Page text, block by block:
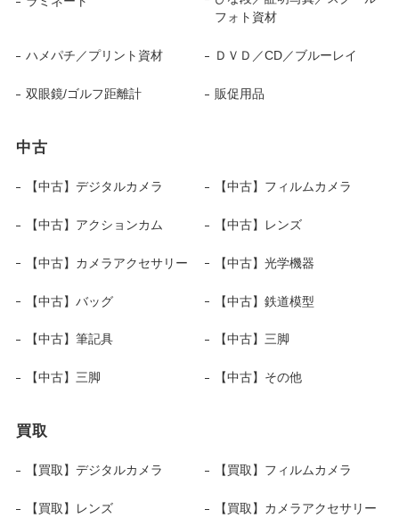
フォト資材
ハメパチ／プリント資材 ＤＶＤ／CD／ブルーレイ
双眼鏡/ゴルフ距離計 販促用品
中古
【中古】デジタルカメラ 【中古】フィルムカメラ
【中古】アクションカム 【中古】レンズ
【中古】カメラアクセサリー 【中古】光学機器
【中古】バッグ 【中古】鉄道模型
【中古】筆記具 【中古】三脚
【中古】三脚 【中古】その他
買取
【買取】デジタルカメラ 【買取】フィルムカメラ
【買取】レンズ 【買取】カメラアクセサリー